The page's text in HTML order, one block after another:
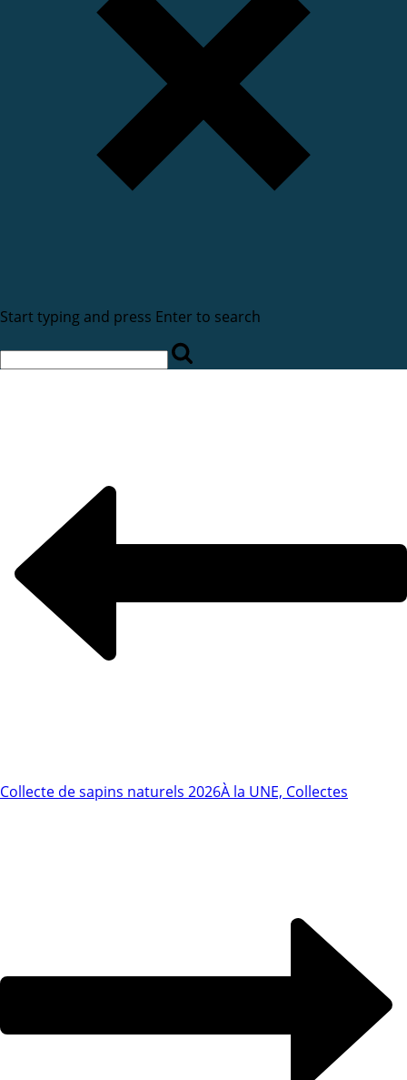
Start typing and press Enter to search
Collecte de sapins naturels 2026À la UNE, Collectes